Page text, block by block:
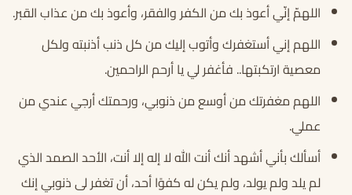
اللهمّ إنّي أعوذ بك من الكفر والفقر، وأعوذ بك من عذاب القبر.
اللهم إني أستغفرك وأتوب إليك من كل ذنب أذنبته ولكل
معصية ارتكبتها.. فأغفر لي يا أرحم الراحمين.
اللهم مغفرتك من أوسع من ذنوبي، ورحمتك أرجي عندي من
عملي.
أسألك بأني أشهد أنك أنت الله لا إله إلا أنت، الأحد الصمد الذي
لم يلد ولم يولد، ولم يكن له كفوًا أحد، أن تغفر لى ذنوبي إنك